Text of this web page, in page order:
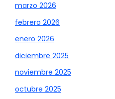
marzo 2026
febrero 2026
enero 2026
diciembre 2025
noviembre 2025
octubre 2025